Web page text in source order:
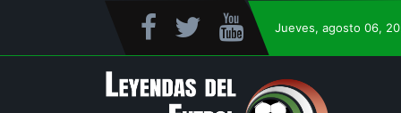
Jueves, agosto 06,